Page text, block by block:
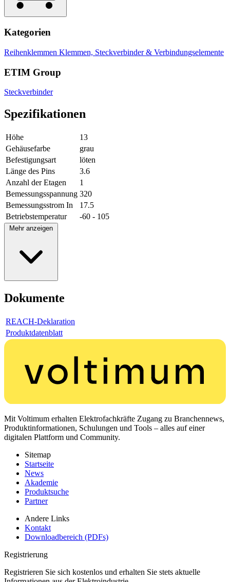
Kategorien
Reihenklemmen Klemmen, Steckverbinder & Verbindungselemente
ETIM Group
Steckverbinder
Spezifikationen
Höhe
13
Gehäusefarbe
grau
Befestigungsart
löten
Länge des Pins
3.6
Anzahl der Etagen
1
Bemessungsspannung 320
Bemessungsstrom In
17.5
Betriebstemperatur
-60 - 105
Mehr anzeigen
Dokumente
REACH-Deklaration
Produktdatenblatt
Mit Voltimum erhalten Elektrofachkräfte Zugang zu Branchennews,
Produktinformationen, Schulungen und Tools – alles auf einer
digitalen Plattform und Community.
Sitemap
Startseite
News
Akademie
Produktsuche
Partner
Andere Links
Kontakt
Downloadbereich (PDFs)
Registrierung
Registrieren Sie sich kostenlos und erhalten Sie stets aktuelle